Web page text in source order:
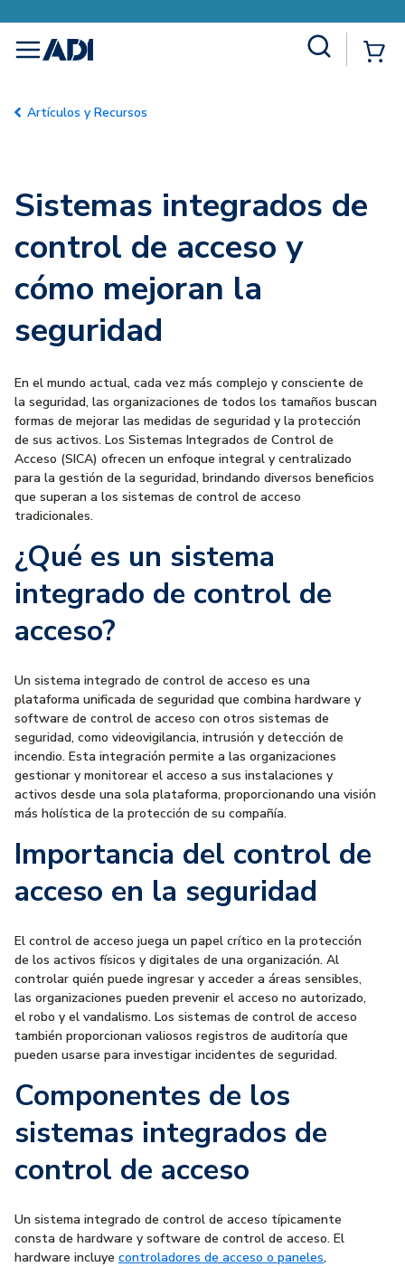
menu
Artículos y Recursos
Sistemas integrados de
control de acceso y
cómo mejoran la
seguridad
En el mundo actual, cada vez más complejo y consciente de
la seguridad, las organizaciones de todos los tamaños buscan
formas de mejorar las medidas de seguridad y la protección
de sus activos. Los Sistemas Integrados de Control de
Acceso (SICA) ofrecen un enfoque integral y centralizado
para la gestión de la seguridad, brindando diversos beneficios
que superan a los sistemas de control de acceso
tradicionales.
¿Qué es un sistema
integrado de control de
acceso?
Un sistema integrado de control de acceso es una
plataforma unificada de seguridad que combina hardware y
software de control de acceso con otros sistemas de
seguridad, como videovigilancia, intrusión y detección de
incendio. Esta integración permite a las organizaciones
gestionar y monitorear el acceso a sus instalaciones y
activos desde una sola plataforma, proporcionando una visión
más holística de la protección de su compañía.
Importancia del control de
acceso en la seguridad
El control de acceso juega un papel crítico en la protección
de los activos físicos y digitales de una organización. Al
controlar quién puede ingresar y acceder a áreas sensibles,
las organizaciones pueden prevenir el acceso no autorizado,
el robo y el vandalismo. Los sistemas de control de acceso
también proporcionan valiosos registros de auditoría que
pueden usarse para investigar incidentes de seguridad.
Componentes de los
sistemas integrados de
control de acceso
Un sistema integrado de control de acceso típicamente
consta de hardware y software de control de acceso. El
hardware incluye controladores de acceso o paneles,